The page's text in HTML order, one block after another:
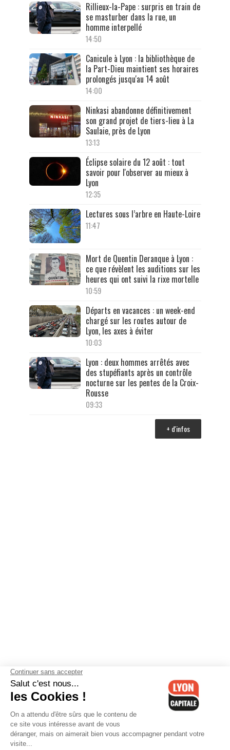
Rillieux-la-Pape : surpris en train de
se masturber dans la rue, un
homme interpellé
14:50
Canicule à Lyon : la bibliothèque de
la Part-Dieu maintient ses horaires
prolongés jusqu'au 14 août
14:00
Ninkasi abandonne définitivement
son grand projet de tiers-lieu à La
Saulaie, près de Lyon
13:13
Éclipse solaire du 12 août : tout
savoir pour l'observer au mieux à
Lyon
12:35
Lectures sous l’arbre en Haute-Loire
11:47
Mort de Quentin Deranque à Lyon :
ce que révèlent les auditions sur les
heures qui ont suivi la rixe mortelle
10:59
Départs en vacances : un week-end
chargé sur les routes autour de
Lyon, les axes à éviter
10:03
Lyon : deux hommes arrêtés avec
des stupéfiants après un contrôle
nocturne sur les pentes de la Croix-
Rousse
09:33
+ d'infos